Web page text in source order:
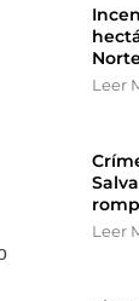
Leer
Leer